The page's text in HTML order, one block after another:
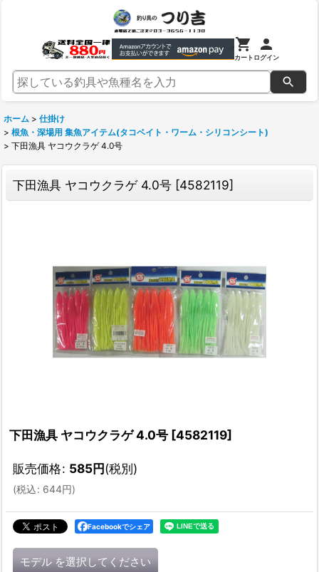
カートログイン
ホーム > 仕掛け
> 根魚・深場用 集魚アイテム(タコベイト・ワーム・シリコンシート)
> 下田漁具 ヤコウクラゲ 4.0号
下田漁具 ヤコウクラゲ 4.0号 [4582119]
下田漁具 ヤコウクラゲ 4.0号 [4582119]
販売価格: 585円(税別)
(税込: 644円)
Facebookでシェア
モデル を選択してください